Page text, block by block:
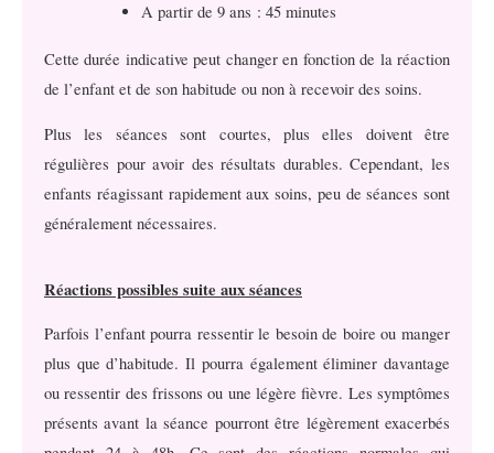
A partir de 9 ans : 45 minutes
Cette durée indicative peut changer en fonction de la réaction
de l’enfant et de son habitude ou non à recevoir des soins.
Plus les séances sont courtes, plus elles doivent être
régulières pour avoir des résultats durables. Cependant, les
enfants réagissant rapidement aux soins, peu de séances sont
généralement nécessaires.
Réactions possibles suite aux séances
Parfois l’enfant pourra ressentir le besoin de boire ou manger
plus que d’habitude. Il pourra également éliminer davantage
ou ressentir des frissons ou une légère fièvre. Les symptômes
présents avant la séance pourront être légèrement exacerbés